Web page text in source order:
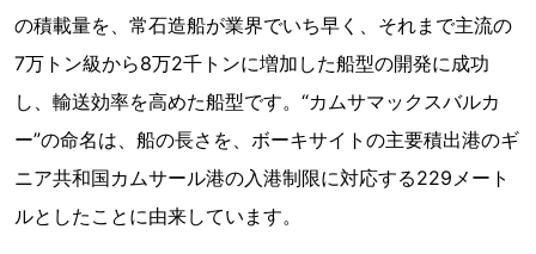
の積載量を、常石造船が業界でいち早く、それまで主流の
7万トン級から8万2千トンに増加した船型の開発に成功
し、輸送効率を高めた船型です。“カムサマックスバルカ
ー”の命名は、船の長さを、ボーキサイトの主要積出港のギ
ニア共和国カムサール港の入港制限に対応する229メート
ルとしたことに由来しています。